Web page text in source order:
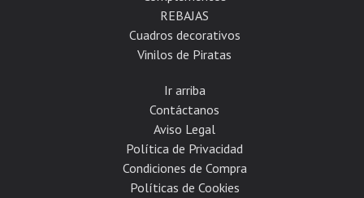
REBAJAS
Cuadros decorativos
Vinilos de Piratas
Ir arriba
Contáctanos
Aviso Legal
Política de Privacidad
Condiciones de Compra
Políticas de Cookies